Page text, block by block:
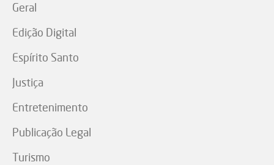
Geral
Edição Digital
Espírito Santo
Justiça
Entretenimento
Publicação Legal
Turismo